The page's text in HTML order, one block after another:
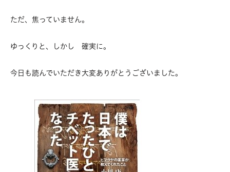
ただ、焦っていません。
ゆっくりと、しかし 確実に。
今日も読んでいただき大変ありがとうございました。